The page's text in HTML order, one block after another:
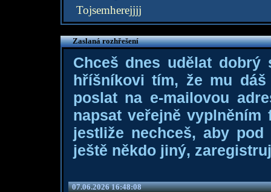
Tojsemherejjjj
Zaslaná rozhřešení
Chceš dnes udělat dobrý
hříšníkovi tím, že mu
poslat na e-mailovou
napsat veřejně
jestliže nechceš, aby
ještě někdo jiný,
07.06.2026 16:48:08